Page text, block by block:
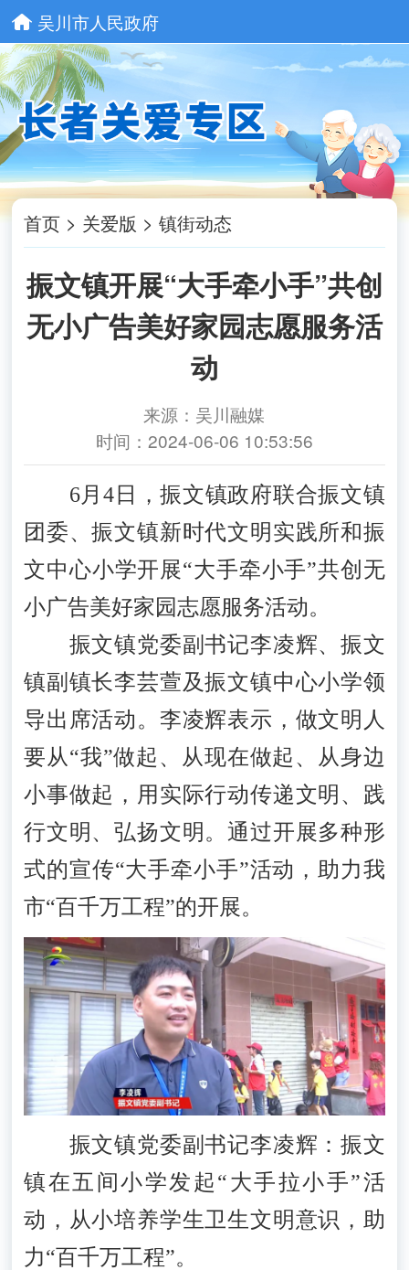
吴川市人民政府
首页 > 关爱版 >镇街动态
振文镇开展“大手牵小手”共创
无小广告美好家园志愿服务活
动
来源：吴川融媒
时间：2024-06-06 10:53:56
6月4日，振文镇政府联合振文镇
团委、振文镇新时代文明实践所和振
文中心小学开展“大手牵小手”共创无
小广告美好家园志愿服务活动。
振文镇党委副书记李凌辉、振文
镇副镇长李芸萱及振文镇中心小学领
导出席活动。李凌辉表示，做文明人
要从“我”做起、从现在做起、从身边
小事做起，用实际行动传递文明、践
行文明、弘扬文明。通过开展多种形
式的宣传“大手牵小手”活动，助力我
市“百千万工程”的开展。
振文镇党委副书记李凌辉：振文
镇在五间小学发起“大手拉小手”活
动，从小培养学生卫生文明意识，助
力“百千万工程”。